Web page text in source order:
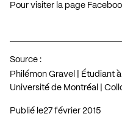
Pour visiter la page
Source :
Philémon Gravel | Étudiant
Université de Montréal |
Publié le 27 février 2015